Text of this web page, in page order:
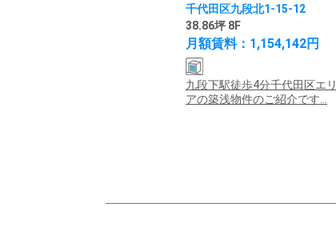
千代田区九段北1-15-12
38.86坪 8F
月額賃料：1,154,142円
九段下駅徒歩4分千代田区エリ
アの築浅物件のご紹介です...